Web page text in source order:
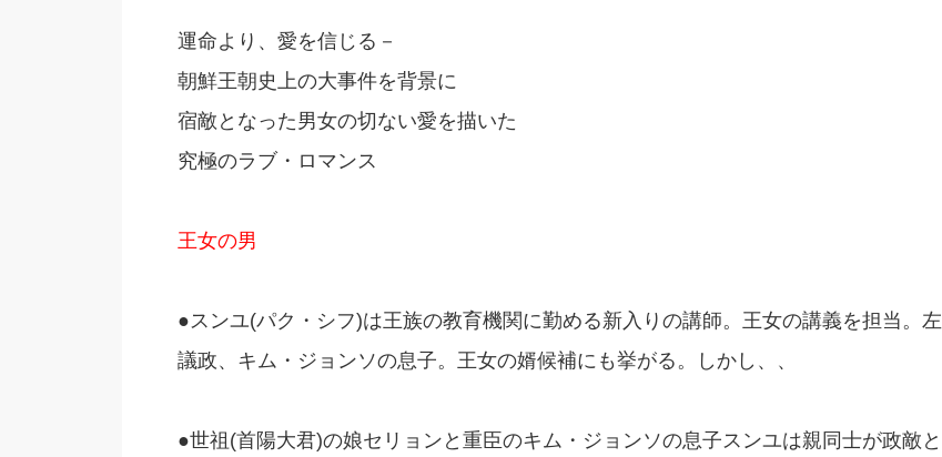
運命より、愛を信じる－
朝鮮王朝史上の大事件を背景に
宿敵となった男女の切ない愛を描いた
究極のラブ・ロマンス
王女の男
●スンユ(パク・シフ)は王族の教育機関に勤める新入りの講師。王女の講義を担当。左
議政、キム・ジョンソの息子。王女の婿候補にも挙がる。しかし、、
●世祖(首陽大君)の娘セリョンと重臣のキム・ジョンソの息子スンユは親同士が政敵と